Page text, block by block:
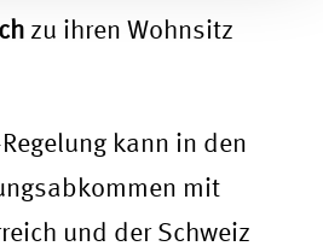
zu ihren Wohnsitz
kann in den
mit
und der Schweiz